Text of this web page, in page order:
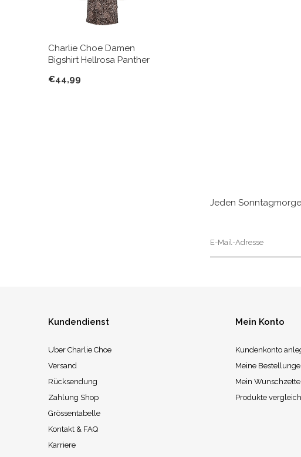
Charlie Choe Damen
Bigshirt Hellrosa Panther
€44,99
Jeden
Kundendienst
Uber Charlie Choe
Versand
Rücksendung
Zahlung Shop
Grössentabelle
Kontakt & FAQ
Karriere
Mein Konto
Kundenkonto
Meine
Mein Wunschzettel
Produkte